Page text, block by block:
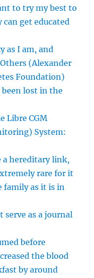
to try my best to
can get educated
as I am, and
(Alexander
Foundation)
lost in the
Libre CGM
System:
a hereditary link,
rare for it
family as it is in
as a journal
before
the blood
by around